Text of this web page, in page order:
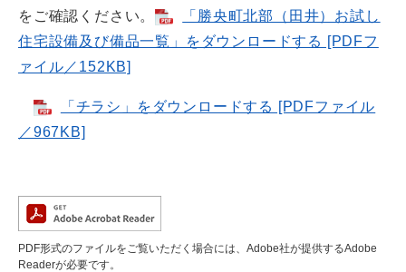
をご確認ください。
「勝央町北部（田井）お試し
住宅設備及び備品一覧」をダウンロードする [PDFフ
ァイル／152KB]
「チラシ」をダウンロードする [PDFファイル
／967KB]
PDF形式のファイルをご覧いただく場合には、Adobe社が提供するAdobe
Readerが必要です。